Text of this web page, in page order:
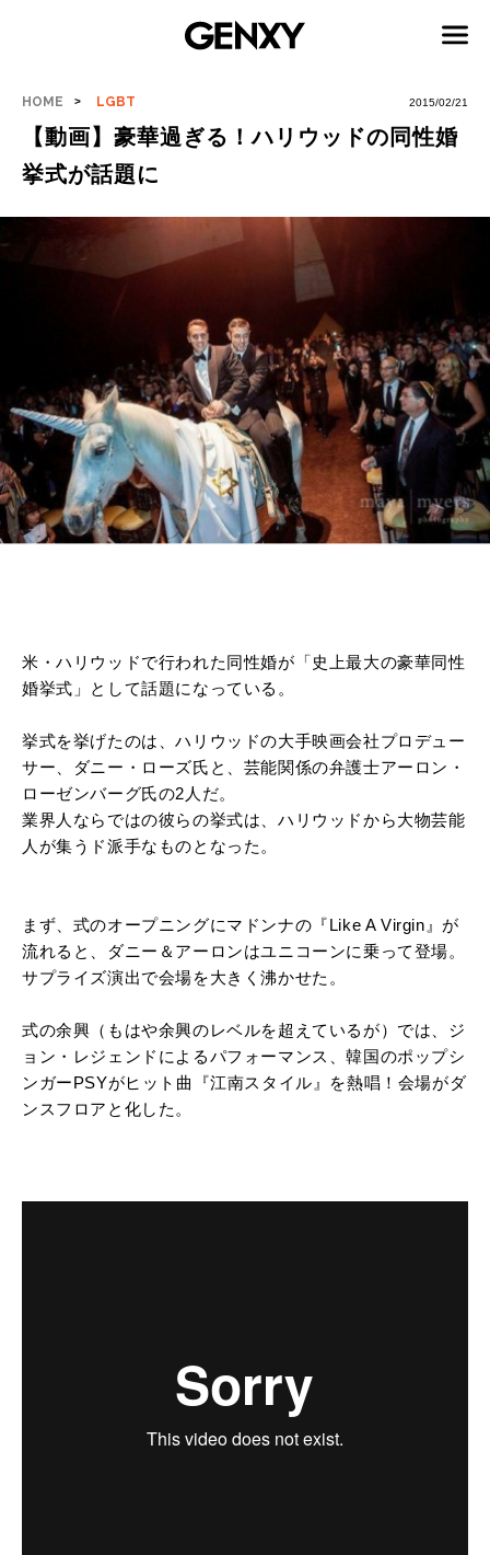
HOME LGBT 2015/02/21
【動画】豪華過ぎる！ハリウッドの同性婚
挙式が話題に
米・ハリウッドで行われた同性婚が「史上最大の豪華同性
婚挙式」として話題になっている。
挙式を挙げたのは、ハリウッドの大手映画会社プロデュー
サー、ダニー・ローズ氏と、芸能関係の弁護士アーロン・
ローゼンバーグ氏の2人だ。
業界人ならではの彼らの挙式は、ハリウッドから大物芸能
人が集うド派手なものとなった。
まず、式のオープニングにマドンナの『Like A Virgin』が
流れると、ダニー＆アーロンはユニコーンに乗って登場。
サプライズ演出で会場を大きく沸かせた。
式の余興（もはや余興のレベルを超えているが）では、ジ
ョン・レジェンドによるパフォーマンス、韓国のポップシ
ンガーPSYがヒット曲『江南スタイル』を熱唱！会場がダ
ンスフロアと化した。